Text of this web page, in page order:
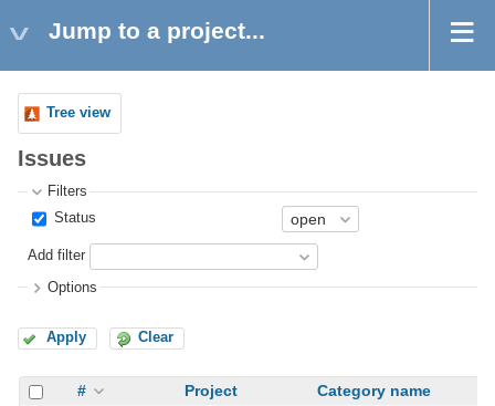
Jump to a project...
Tree view
Issues
Filters
Status
Add filter
Options
Apply Clear
# Project
Category name